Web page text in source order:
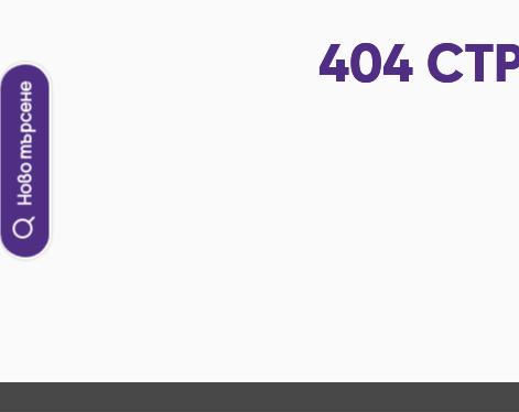
Ново търсене
404